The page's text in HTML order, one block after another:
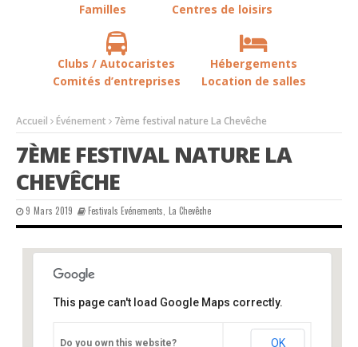
Familles
Centres de loisirs
Clubs / Autocaristes
Comités d’entreprises
Hébergements
Location de salles
Accueil Événement 7ème festival nature La Chevêche
7ÈME FESTIVAL NATURE LA
CHEVÊCHE
9 Mars 2019 Festivals Evénements, La Chevêche
salle des fêtes, Nontron 24
This page can't load Google Maps correctly.
Do you own this website? OK